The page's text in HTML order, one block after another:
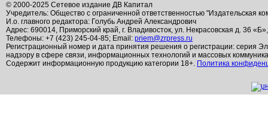
© 2000-2025 Сетевое издание ДВ Капитал
Учредитель: Общество с ограниченной ответственностью "Издательская
И.о. главного редактора: Голубь Андрей Александрович
Адрес: 690014, Приморский край, г. Владивосток, ул. Некрасовская д. 36
Телефоны: +7 (423) 245-04-85; Email: priem@zrpress.ru
Регистрационный номер и дата принятия решения о регистрации: серия
надзору в сфере связи, информационных технологий и массовых
Содержит информационную продукцию категории 18+. Политика